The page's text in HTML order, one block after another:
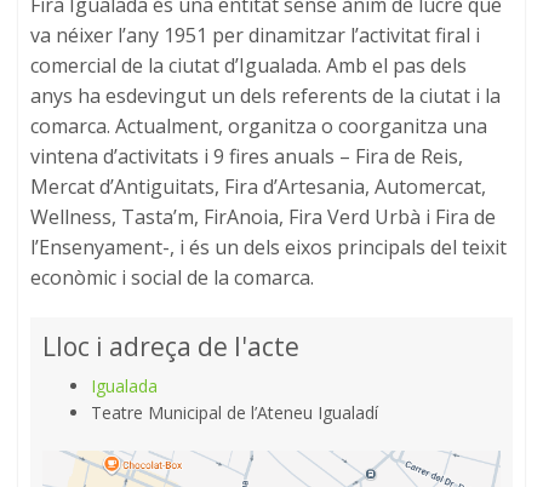
Fira Igualada és una entitat sense ànim de lucre que
va néixer l’any 1951 per dinamitzar l’activitat firal i
comercial de la ciutat d’Igualada. Amb el pas dels
anys ha esdevingut un dels referents de la ciutat i la
comarca. Actualment, organitza o coorganitza una
vintena d’activitats i 9 fires anuals – Fira de Reis,
Mercat d’Antiguitats, Fira d’Artesania, Automercat,
Wellness, Tasta’m, FirAnoia, Fira Verd Urbà i Fira de
l’Ensenyament-, i és un dels eixos principals del teixit
econòmic i social de la comarca.
Lloc i adreça de l'acte
Igualada
Teatre Municipal de l’Ateneu Igualadí